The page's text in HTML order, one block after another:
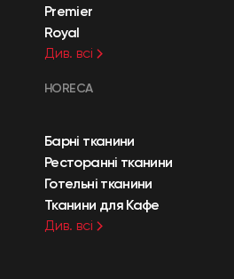
Premier
Royal
Див. всі
HORECA
Барні тканини
Ресторанні тканини
Готельні тканини
Тканини для Кафе
Див. всі